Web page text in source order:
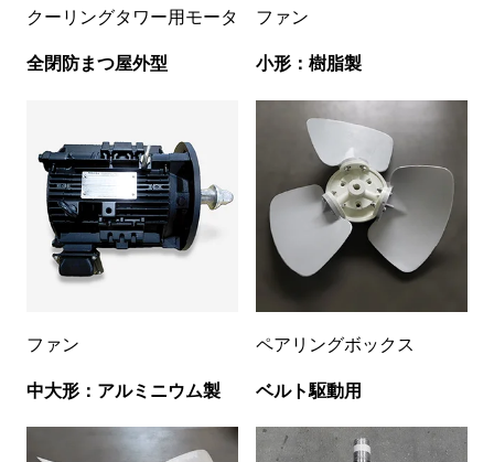
クーリングタワー用モータ
全閉防まつ屋外型
ファン
小形：樹脂製
ファン
中大形：アルミニウム製
ペアリングボックス
ベルト駆動用